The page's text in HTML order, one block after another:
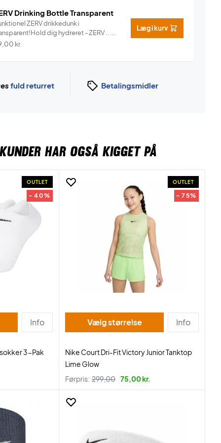
Drinking Bottle Transparent
ZERV drikkedunk i
dig hydreret - ZERV ...
kr.
Læg i kurv
fuld returret Betalingsmidler
HAR OGSÅ KIGGET PÅ
OUTLET
- 40%
Info
3-Pak
OUTLET
- 75%
Vælg størrelse Info
Nike Court Dri-Fit Victory Junior Tanktop
Lime Glow
Førpris: 299,00 75,00 kr.